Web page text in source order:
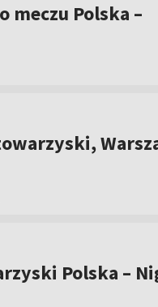
meczu Polska –
Polska –